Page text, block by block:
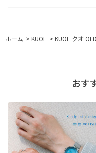
ホーム > KUOE > KUOE クオ
おす